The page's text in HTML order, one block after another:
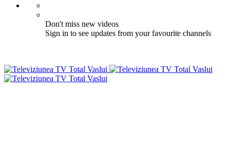
Don't miss new videos
Sign in to see updates from your favourite channels